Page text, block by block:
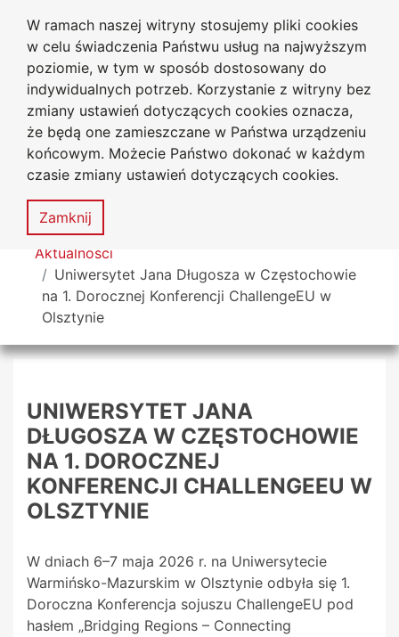
W ramach naszej witryny stosujemy pliki cookies
w celu świadczenia Państwu usług na najwyższym
poziomie, w tym w sposób dostosowany do
indywidualnych potrzeb. Korzystanie z witryny bez
zmiany ustawień dotyczących cookies oznacza,
że będą one zamieszczane w Państwa urządzeniu
końcowym. Możecie Państwo dokonać w każdym
czasie zmiany ustawień dotyczących cookies.
Zamknij
Przejdź do głównego menu
Przejdź do treści
Przejdź do wyszukiwarki
Przejdź do mapy serwisu
Uniwersytet
Jana Długosza w Częstochowie
Mapa
serwisu
MENU
Tutaj jesteś
Aktualności
Uniwersytet Jana Długosza w Częstochowie
na 1. Dorocznej Konferencji ChallengeEU w
Olsztynie
UNIWERSYTET JANA
DŁUGOSZA W CZĘSTOCHOWIE
NA 1. DOROCZNEJ
KONFERENCJI CHALLENGEEU W
OLSZTYNIE
W dniach 6–7 maja 2026 r. na Uniwersytecie
Warmińsko-Mazurskim w Olsztynie odbyła się 1.
Doroczna Konferencja sojuszu ChallengeEU pod
hasłem „Bridging Regions – Connecting